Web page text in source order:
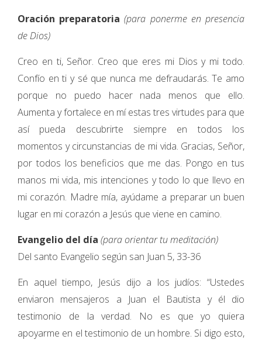
Oración preparatoria (para ponerme en presencia
de Dios)
Creo en ti, Señor. Creo que eres mi Dios y mi todo.
Confío en ti y sé que nunca me defraudarás. Te amo
porque no puedo hacer nada menos que ello.
Aumenta y fortalece en mí estas tres virtudes para que
así pueda descubrirte siempre en todos los
momentos y circunstancias de mi vida. Gracias, Señor,
por todos los beneficios que me das. Pongo en tus
manos mi vida, mis intenciones y todo lo que llevo en
mi corazón. Madre mía, ayúdame a preparar un buen
lugar en mi corazón a Jesús que viene en camino.
Evangelio del día (para orientar tu meditación)
Del santo Evangelio según san Juan 5, 33-36
En aquel tiempo, Jesús dijo a los judíos: “Ustedes
enviaron mensajeros a Juan el Bautista y él dio
testimonio de la verdad. No es que yo quiera
apoyarme en el testimonio de un hombre. Si digo esto,